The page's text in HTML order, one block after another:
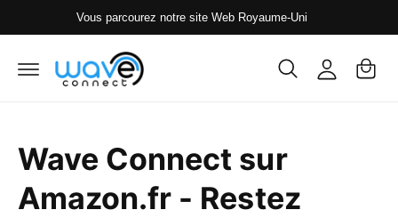
e
a
t
e
u
Vous parcourez notre site Web Royaume-Uni
n
n
e
a
n
i
Wave Connect sur
Amazon.fr - Restez